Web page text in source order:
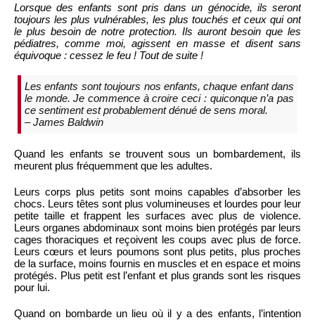
Lorsque des enfants sont pris dans un génocide, ils seront
toujours les plus vulnérables, les plus touchés et ceux qui ont
le plus besoin de notre protection. Ils auront besoin que les
pédiatres, comme moi, agissent en masse et disent sans
équivoque : cessez le feu ! Tout de suite !
Les enfants sont toujours nos enfants, chaque enfant dans
le monde. Je commence à croire ceci : quiconque n’a pas
ce sentiment est probablement dénué de sens moral.
– James Baldwin
Quand les enfants se trouvent sous un bombardement, ils
meurent plus fréquemment que les adultes.
Leurs corps plus petits sont moins capables d’absorber les
chocs. Leurs têtes sont plus volumineuses et lourdes pour leur
petite taille et frappent les surfaces avec plus de violence.
Leurs organes abdominaux sont moins bien protégés par leurs
cages thoraciques et reçoivent les coups avec plus de force.
Leurs cœurs et leurs poumons sont plus petits, plus proches
de la surface, moins fournis en muscles et en espace et moins
protégés. Plus petit est l’enfant et plus grands sont les risques
pour lui.
Quand on bombarde un lieu où il y a des enfants, l’intention